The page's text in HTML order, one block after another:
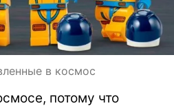
в космос
потому что